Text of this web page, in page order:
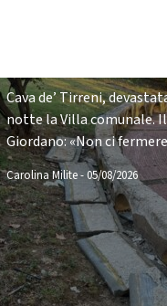
Cava de’ Tirreni,
notte la Villa comunale.
Giordano: «Non ci
Carolina Milite- 05/08/2026